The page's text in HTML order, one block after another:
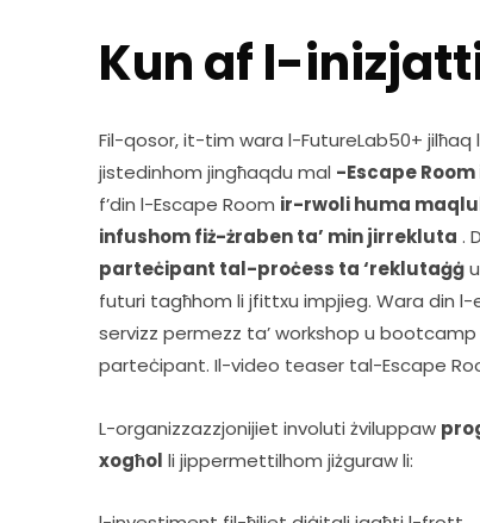
Kun af l-
Fil-qosor, it-tim wara l-FutureLab50+ jilħaq
jistedinhom jingħaqdu mal -Escape
f’din l-Escape Room ir-rwoli huma
infushom fiż-żraben ta’ min jirrekluta .
parteċipant tal-proċess ta ‘reklutaġġ
futuri tagħhom li jfittxu impjieg. Wara din
servizz permezz ta’ workshop u bootcamp
parteċipant. Il-video teaser tal-Escape
L-organizzazzjonijiet involuti żviluppaw
xogħol li jippermettilhom jiżguraw li: